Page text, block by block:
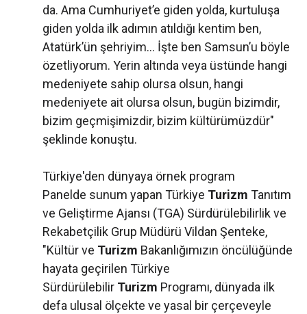
da. Ama Cumhuriyet’e giden yolda, kurtuluşa
giden yolda ilk adımın atıldığı kentim ben,
Atatürk’ün şehriyim… İşte ben Samsun’u böyle
özetliyorum. Yerin altında veya üstünde hangi
medeniyete sahip olursa olsun, hangi
medeniyete ait olursa olsun, bugün bizimdir,
bizim geçmişimizdir, bizim kültürümüzdür"
şeklinde konuştu.
Türkiye'den dünyaya örnek program
Panelde sunum yapan Türkiye Turizm Tanıtım
ve Geliştirme Ajansı (TGA) Sürdürülebilirlik ve
Rekabetçilik Grup Müdürü Vildan Şenteke,
"Kültür ve Turizm Bakanlığımızın öncülüğünde
hayata geçirilen Türkiye
Sürdürülebilir Turizm Programı, dünyada ilk
defa ulusal ölçekte ve yasal bir çerçeveyle